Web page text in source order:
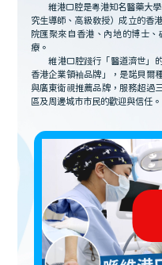
維港口腔是粵港知名醫藥大
究生導師、高級教授）成立的香
院匯聚來自香港、內地的博士
療。
維港口腔踐行「醫道濟世」
香港企業領袖品牌」，是諾貝爾
與廣東衛視推薦品牌，服務超過
區及周邊城市市民的歡迎與信任。